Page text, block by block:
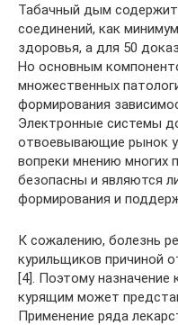
Табачный дым
соединений, как
здоровья, а для 50
Но основным
множественных
формирования
Электронные системы
отвоевывающие рынок у
вопреки мнению многих
безопасны и являются
формирования и
К сожалению, болезнь
курильщиков причиной
[4]. Поэтому назначение
курящим может
Применение ряда